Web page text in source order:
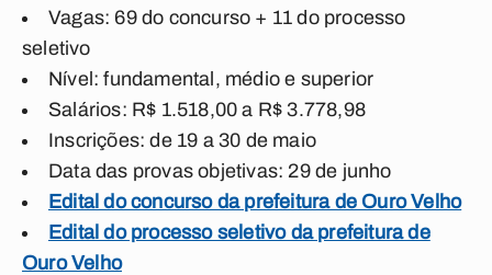
Vagas: 69 do concurso + 11 do processo
seletivo
Nível: fundamental, médio e superior
Salários: R$ 1.518,00 a R$ 3.778,98
Inscrições: de 19 a 30 de maio
Data das provas objetivas: 29 de junho
Edital do concurso da prefeitura de Ouro Velho
Edital do processo seletivo da prefeitura de
Ouro Velho